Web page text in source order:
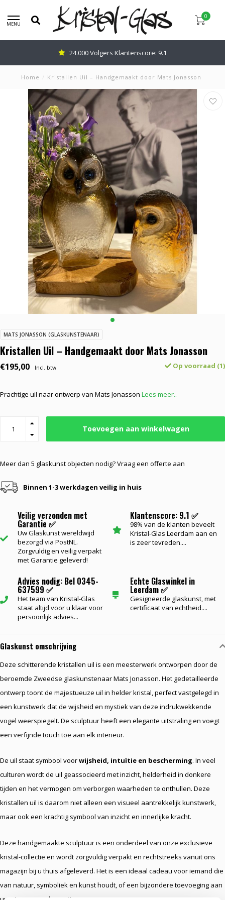
MENU
0
24.000 Volgers Klantenscore: 9.1
Home / Kristallen Uil – Handgemaakt door Mats Jonasson
MATS JONASSON (GLASKUNSTENAAR)
Kristallen Uil – Handgemaakt door Mats Jonasson
€195,00 Incl. btw Op voorraad (1)
Prachtige uil naar ontwerp van Mats Jonasson Lees meer..
Toevoegen aan winkelwagen
Meer dan 5 glaskunst objecten nodig? Vraag een offerte aan
Binnen 1-3 werkdagen veilig in huis
Veilig verzonden met
Garantie ✅
Uw Glaskunst wereldwijd
bezorgd via PostNL.
Zorgvuldig en veilig verpakt
met Garantie geleverd!
Klantenscore: 9.1 ✅
98% van de klanten beveelt
Kristal-Glas Leerdam aan en
is zeer tevreden....
Advies nodig: Bel 0345-
637599 ✅
Het team van Kristal-Glas
staat altijd voor u klaar voor
persoonlijk advies...
Echte Glaswinkel in
Leerdam ✅
Gesigneerde glaskunst, met
certificaat van echtheid....
Glaskunst omschrijving
Deze schitterende kristallen uil is een meesterwerk ontworpen door de
beroemde Zweedse glaskunstenaar Mats Jonasson. Het gedetailleerde
ontwerp toont de majestueuze uil in helder kristal, perfect vastgelegd in
een kunstwerk dat de wijsheid en mystiek van deze indrukwekkende
vogel weerspiegelt. De sculptuur heeft een elegante uitstraling en voegt
een verfijnde touch toe aan elk interieur.
De uil staat symbool voorwijsheid, intuïtie en bescherming. In veel
culturen wordt de uil geassocieerd met inzicht, helderheid in donkere
tijden en het vermogen om verborgen waarheden te onthullen. Deze
kristallen uil is daarom niet alleen een visueel aantrekkelijk kunstwerk,
maar ook een krachtig symbool van inzicht en innerlijke kracht.
Deze handgemaakte sculptuur is een onderdeel van onze exclusieve
kristal-collectie en wordt zorgvuldig verpakt en rechtstreeks vanuit ons
magazijn bij u thuis afgeleverd. Het is een ideaal cadeau voor iemand die
van natuur, symboliek en kunst houdt, of een bijzondere toevoeging aan